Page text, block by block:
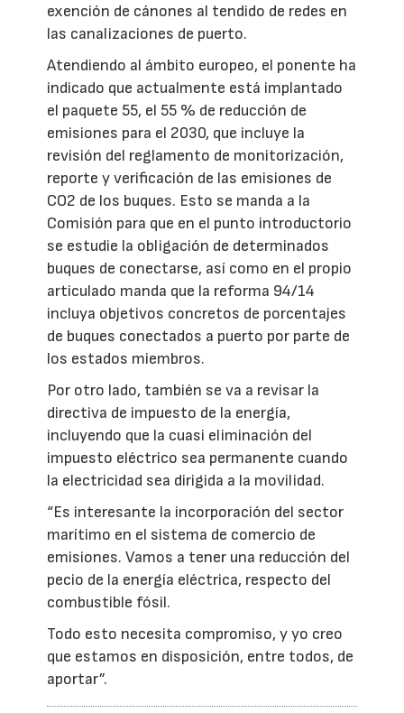
exención de cánones al tendido de redes en
las canalizaciones de puerto.
Atendiendo al ámbito europeo, el ponente ha
indicado que actualmente está implantado
el paquete 55, el 55 % de reducción de
emisiones para el 2030, que incluye la
revisión del reglamento de monitorización,
reporte y verificación de las emisiones de
CO2 de los buques. Esto se manda a la
Comisión para que en el punto introductorio
se estudie la obligación de determinados
buques de conectarse, así como en el propio
articulado manda que la reforma 94/14
incluya objetivos concretos de porcentajes
de buques conectados a puerto por parte de
los estados miembros.
Por otro lado, también se va a revisar la
directiva de impuesto de la energía,
incluyendo que la cuasi eliminación del
impuesto eléctrico sea permanente cuando
la electricidad sea dirigida a la movilidad.
“Es interesante la incorporación del sector
marítimo en el sistema de comercio de
emisiones. Vamos a tener una reducción del
pecio de la energía eléctrica, respecto del
combustible fósil.
Todo esto necesita compromiso, y yo creo
que estamos en disposición, entre todos, de
aportar”.